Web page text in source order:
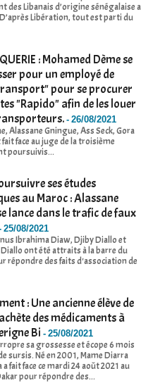
des Libanais d’origine sénégalaise a
Libération, tout est parti du
: Mohamed Dème se
pour un employé de
pour se procurer
"Rapido" afin de les louer
- 26/08/2021
Alassane Gningue, Ass Seck, Gora
face au juge de la troisième
poursuivis...
ses études
au Maroc : Alassane
lance dans le trafic de faux
25/08/2021
Ibrahima Diaw, Djiby Diallo et
ont été attraits à la barre du
répondre des faits d'association de
: Une ancienne élève de
des médicaments à
Bi - 25/08/2021
sa grossesse et écope 6 mois
sursis. Né en 2001, Mame Diarra
fait face ce mardi 24 août 2021 au
pour répondre des...